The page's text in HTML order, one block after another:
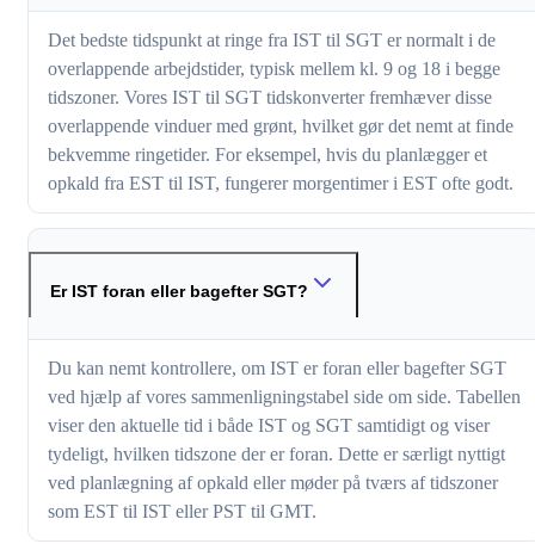
Det bedste tidspunkt at ringe fra IST til SGT er normalt i de
overlappende arbejdstider, typisk mellem kl. 9 og 18 i begge
tidszoner. Vores IST til SGT tidskonverter fremhæver disse
overlappende vinduer med grønt, hvilket gør det nemt at finde
bekvemme ringetider. For eksempel, hvis du planlægger et
opkald fra EST til IST, fungerer morgentimer i EST ofte godt.
Er IST foran eller bagefter SGT?
Du kan nemt kontrollere, om IST er foran eller bagefter SGT
ved hjælp af vores sammenligningstabel side om side. Tabellen
viser den aktuelle tid i både IST og SGT samtidigt og viser
tydeligt, hvilken tidszone der er foran. Dette er særligt nyttigt
ved planlægning af opkald eller møder på tværs af tidszoner
som EST til IST eller PST til GMT.